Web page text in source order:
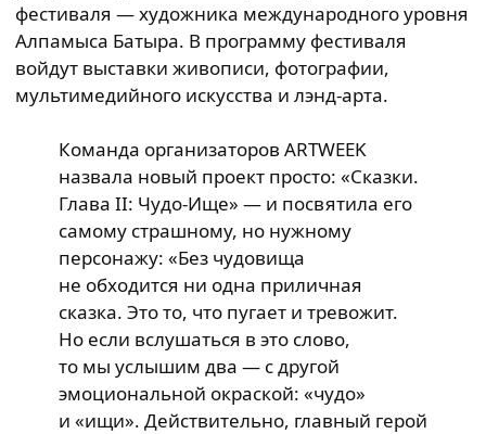
фестиваля — художника международного уровня
Алпамыса Батыра. В программу фестиваля
войдут выставки живописи, фотографии,
мультимедийного искусства и лэнд-арта.
Команда организаторов ARTWEEK
назвала новый проект просто: «Сказки.
Глава II: Чудо-Ище» — и посвятила его
самому страшному, но нужному
персонажу: «Без чудовища
не обходится ни одна приличная
сказка. Это то, что пугает и тревожит.
Но если вслушаться в это слово,
то мы услышим два — с другой
эмоциональной окраской: «чудо»
и «ищи». Действительно, главный герой